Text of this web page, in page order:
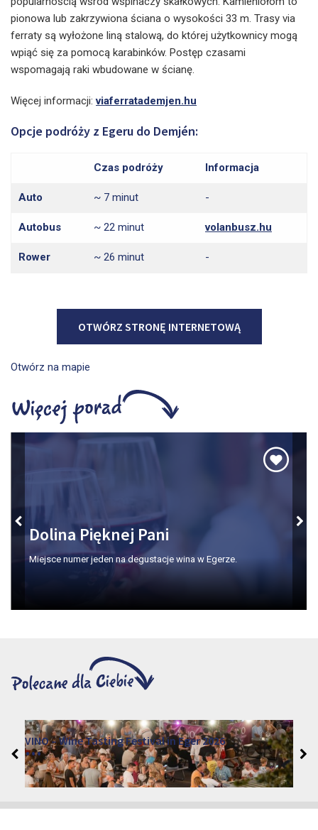
pionowa lub zakrzywiona ściana o wysokości 33 m. Trasy via
ferraty są wyłożone liną stalową, do której użytkownicy mogą
wpiąć się za pomocą karabinków. Postęp czasami
wspomagają raki wbudowane w ścianę.
Więcej informacji:viaferratademjen.hu
Opcje podróży z Egeru do Demjén:
Czas podróży Informacja
Auto ~ 7 minut -
Autobus ~ 22 minut volanbusz.hu
Rower ~ 26 minut -
OTWÓRZ STRONĘ INTERNETOWĄ
Otwórz na mapie
Dolina Pięknej Pani
Miejsce numer jeden na degustacje wina w Egerze.
VINO – Wine Tasting Festival in Eger 2026
2026. sierpień 12 - 17.
Eger 3300, Dobó István tér